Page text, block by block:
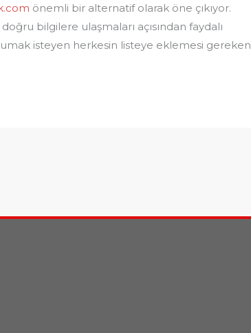
önemli bir alternatif olarak öne çıkıyor.
bilgilere ulaşmaları açısından faydalı
isteyen herkesin listeye eklemesi gereken